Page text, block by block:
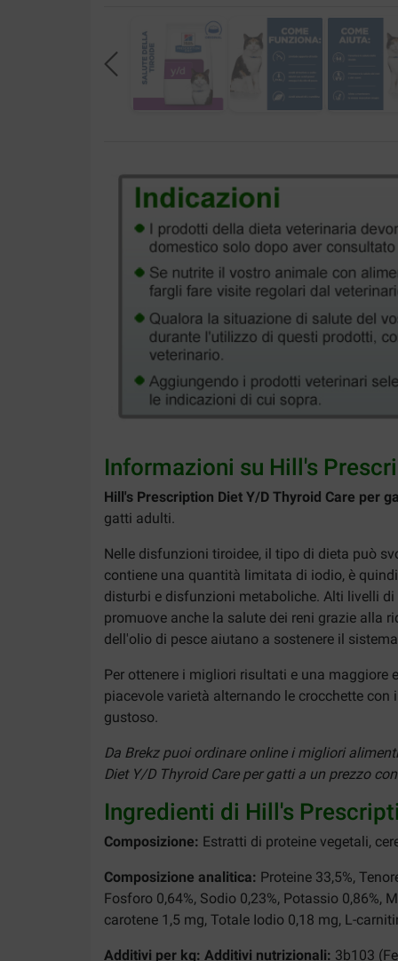
Informazioni su Hill's
Hill's Prescription Diet Y/D Thyroid Care per
gatti adulti.
Nelle disfunzioni tiroidee, il tipo di dieta può
contiene una quantità limitata di iodio, è
disturbi e disfunzioni metaboliche. Alti livelli
promuove anche la salute dei reni grazie alla
dell'olio di pesce aiutano a sostenere il
Per ottenere i migliori risultati e una
piacevole varietà alternando le crocchette
gustoso.
Da Brekz puoi ordinare online i migliori
Diet Y/D Thyroid Care per gatti a un prezzo
Ingredienti di Hill's
Composizione: Estratti di proteine vegetali,
Composizione analitica: Proteine 33,5%,
Fosforo 0,64%, Sodio 0,23%, Potassio 0,86%,
carotene 1,5 mg, Totale Iodio 0,18 mg, L-
Additivi per kg: Additivi nutrizionali: 3b103